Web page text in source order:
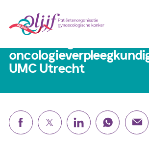
Gynaecologische kankers
Lotgenoten
Leven met/na kanker
1 mei 2026
UMC Utrecht